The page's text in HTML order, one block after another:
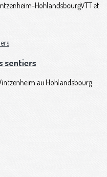
HohlandsbourgVTT et
sentiers
au Hohlandsbourg